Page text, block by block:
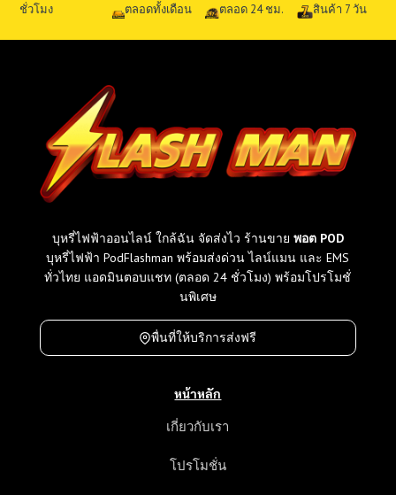
ชั่วโมง
ตลอดทั้งเดือน
ตลอด 24 ชม.
สินค้า 7 วัน
บุหรี่ไฟฟ้าออนไลน์ ใกล้ฉัน จัดส่งไว ร้านขาย พอต POD
บุหรี่ไฟฟ้า PodFlashman พร้อมส่งด่วน ไลน์แมน และ EMS
ทั่วไทย แอดมินตอบแชท (ตลอด 24 ชั่วโมง) พร้อมโปรโมชั่
นพิเศษ
พื่นที่ให้บริการส่งฟรี
หน้าหลัก
เกี่ยวกับเรา
โปรโมชั่น